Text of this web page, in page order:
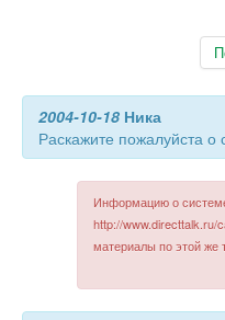
2004-10-18 Ника
Раскажите пожалуйста о
Информацию о
http://www.directtalk.ru/
материалы по этой же